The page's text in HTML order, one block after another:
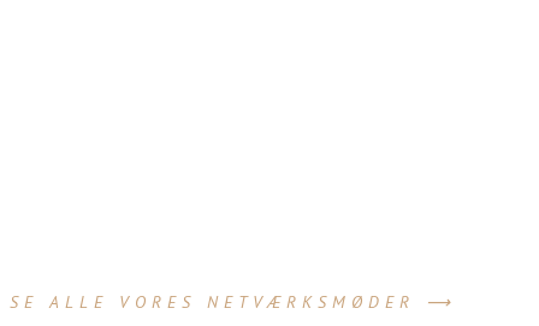
SE ALLE VORES NETVÆRKSMØDER ⟶